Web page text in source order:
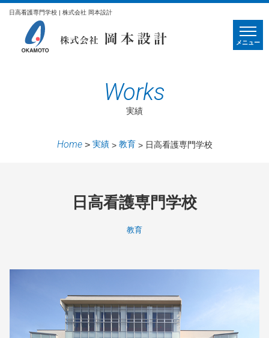
日高看護専門学校 | 株式会社 岡本設計
メニュー
Works
実績
Home 実績 教育 日高看護専門学校
日高看護専門学校
教育